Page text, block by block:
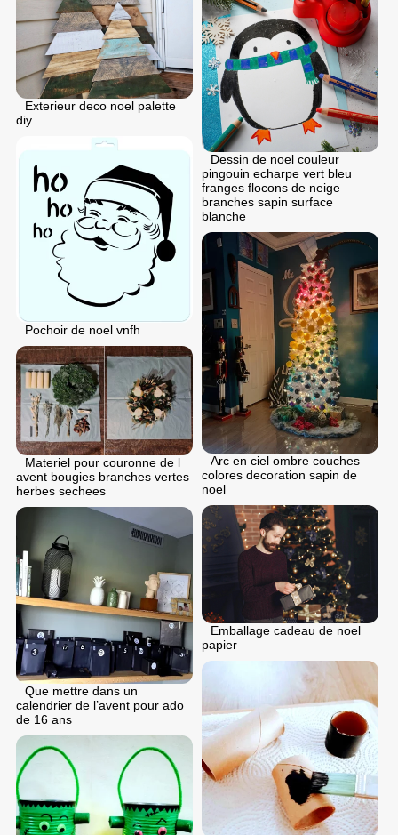
Exterieur deco noel palette
diy
Dessin de noel couleur
pingouin echarpe vert bleu
franges flocons de neige
branches sapin surface
blanche
Pochoir de noel vnfh
Arc en ciel ombre couches
colores decoration sapin de
noel
Materiel pour couronne de l
avent bougies branches vertes
herbes sechees
Emballage cadeau de noel
papier
Que mettre dans un
calendrier de l’avent pour ado
de 16 ans